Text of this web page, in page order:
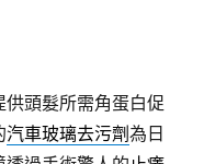
供頭髮所需角蛋白促
汽車玻璃去污劑為日